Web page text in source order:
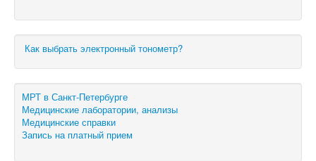
Как выбрать электронный тонометр?
МРТ в Санкт-Петербурге
Медицинские лаборатории, анализы
Медицинские справки
Запись на платный прием